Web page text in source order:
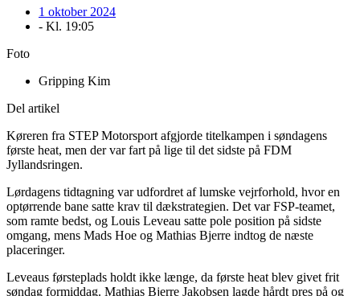
1 oktober 2024
- Kl. 19:05
Foto
Gripping Kim
Del artikel
Køreren fra STEP Motorsport afgjorde titelkampen i søndagens
første heat, men der var fart på lige til det sidste på FDM
Jyllandsringen.
Lørdagens tidtagning var udfordret af lumske vejrforhold, hvor en
optørrende bane satte krav til dækstrategien. Det var FSP-teamet,
som ramte bedst, og Louis Leveau satte pole position på sidste
omgang, mens Mads Hoe og Mathias Bjerre indtog de næste
placeringer.
Leveaus førsteplads holdt ikke længe, da første heat blev givet frit
søndag formiddag. Mathias Bjerre Jakobsen lagde hårdt pres på og